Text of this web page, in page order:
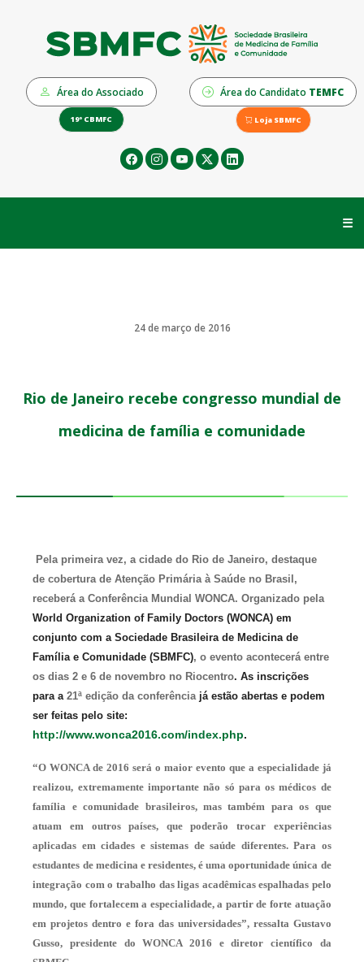
Área do Associado Área do Candidato TEMFC
19º CBMFC Loja SBMFC
☰
24 de março de 2016
Rio de Janeiro recebe congresso mundial de
medicina de família e comunidade
Pela primeira vez, a cidade do Rio de Janeiro, destaque
de cobertura de Atenção Primária à Saúde no Brasil,
receberá a Conferência Mundial WONCA. Organizado pela
World Organization of Family Doctors (WONCA) em
conjunto com a Sociedade Brasileira de Medicina de
Família e Comunidade (SBMFC), o evento acontecerá entre
os dias 2 e 6 de novembro no Riocentro. As inscrições
para a21ª edição da conferência já estão abertas e podem
ser feitas pelo site:
http://www.wonca2016.com/index.php.
“O WONCA de 2016 será o maior evento que a especialidade já
realizou, extremamente importante não só para os médicos de
família e comunidade brasileiros, mas também para os que
atuam em outros países, que poderão trocar experiências
aplicadas em cidades e sistemas de saúde diferentes. Para os
estudantes de medicina e residentes, é uma oportunidade única de
integração com o trabalho das ligas acadêmicas espalhadas pelo
mundo, que fortalecem a especialidade, a partir de forte atuação
em projetos dentro e fora das universidades”, ressalta Gustavo
Gusso, presidente do WONCA 2016 e diretor científico da